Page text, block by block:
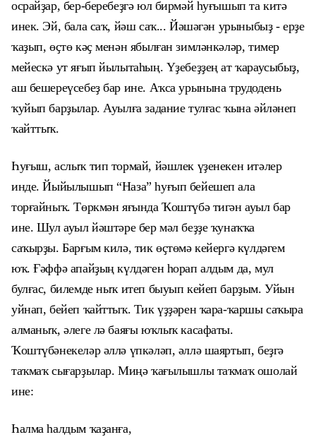
осрайҙар, бер-беребеҙгә юл бирмәй һуғышып та китә
инек. Эй, бала саҡ, йәш саҡ... Йәшәгән урыныбыҙ - ерҙе
ҡаҙып, өҫтө кәҫ менән ябылған зимләнкәләр, тимер
мейескә ут яғып йылытаһың. Үҙебеҙҙең ат ҡараусыбыҙ,
аш бешереүсебеҙ бар ине. Аҡса урынына трудодень
ҡуйып барҙылар. Ауылға задание тулғас ҡына әйләнеп
ҡайттыҡ.
Һуғыш, аслыҡ тип тормай, йәшлек үҙенекен итәлер
инде. Йыйылышып “Наза” һуғып бейешеп ала
торғайныҡ. Төркмән яғында Ҡоштүбә тигән ауыл бар
ине. Шул ауыл йәштәре бер мәл беҙҙе ҡунаҡҡа
саҡырҙы. Барғым килә, тик өҫтөмә кейергә күлдәгем
юҡ. Ғәффә апайҙың күлдәген һорап алдым да, мул
булғас, билемде ныҡ итеп быуып кейеп барҙым. Уйын
уйнап, бейеп ҡайттыҡ. Тик үҙҙәрен ҡара-ҡаршы саҡыра
алманыҡ, әлеге лә баяғы юҡлыҡ касафаты.
Ҡоштүбәнекеләр әллә үпкәләп, әллә шаяртып, беҙгә
таҡмаҡ сығарҙылар. Миңә ҡағылышлы таҡмаҡ ошолай
ине:
Һалма һалдым ҡаҙанға,